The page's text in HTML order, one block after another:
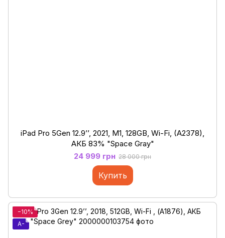
iPad Pro 5Gen 12.9’’, 2021, M1, 128GB, Wi-Fi, (A2378),
АКБ 83% "Space Gray"
24 999 грн 28 000 грн
Купить
−10%
A-